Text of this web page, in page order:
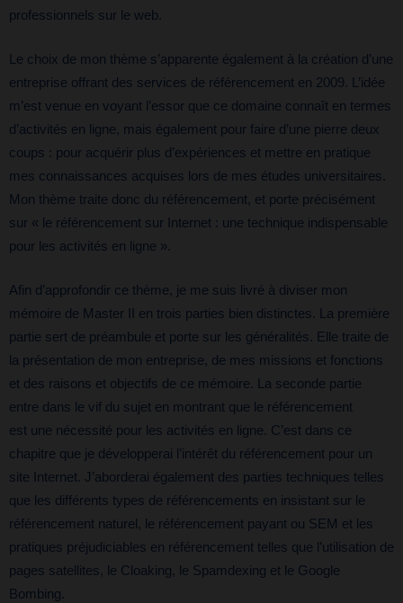
professionnels sur le web.
Le choix de mon thème s’apparente également à la création d’une
entreprise offrant des services de référencement en 2009. L’idée
m’est venue en voyant l’essor que ce domaine connaît en termes
d’activités en ligne, mais également pour faire d’une pierre deux
coups : pour acquérir plus d’expériences et mettre en pratique
mes connaissances acquises lors de mes études universitaires.
Mon thème traite donc du référencement, et porte précisément
sur « le référencement sur Internet : une technique indispensable
pour les activités en ligne ».
Afin d’approfondir ce thème, je me suis livré à diviser mon
mémoire de Master II en trois parties bien distinctes. La première
partie sert de préambule et porte sur les généralités. Elle traite de
la présentation de mon entreprise, de mes missions et fonctions
et des raisons et objectifs de ce mémoire. La seconde partie
entre dans le vif du sujet en montrant que le référencement
est une nécessité pour les activités en ligne. C’est dans ce
chapitre que je développerai l’intérêt du référencement pour un
site Internet. J’aborderai également des parties techniques telles
que les différents types de référencements en insistant sur le
référencement naturel, le référencement payant ou SEM et les
pratiques préjudiciables en référencement telles que l’utilisation de
pages satellites, le Cloaking, le Spamdexing et le Google
Bombing.